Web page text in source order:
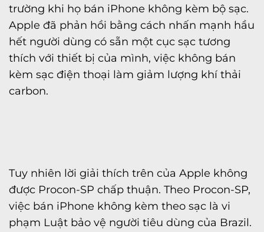
trường khi họ bán iPhone không kèm bộ sạc.
Apple đã phản hồi bằng cách nhấn mạnh hầu
hết người dùng có sẵn một cục sạc tương
thích với thiết bị của mình, việc không bán
kèm sạc điện thoại làm giảm lượng khí thải
carbon.
Tuy nhiên lời giải thích trên của Apple không
được Procon-SP chấp thuận. Theo Procon-SP,
việc bán iPhone không kèm theo sạc là vi
phạm Luật bảo vệ người tiêu dùng của Brazil.